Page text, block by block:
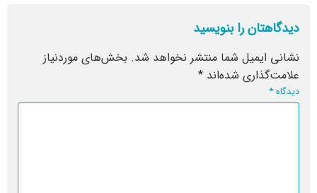
دیدگاهتان را بنویسید
نشانی ایمیل شما منتشر نخواهد شد. بخش‌های موردنیاز
علامت‌گذاری شده‌اند *
دیدگاه*